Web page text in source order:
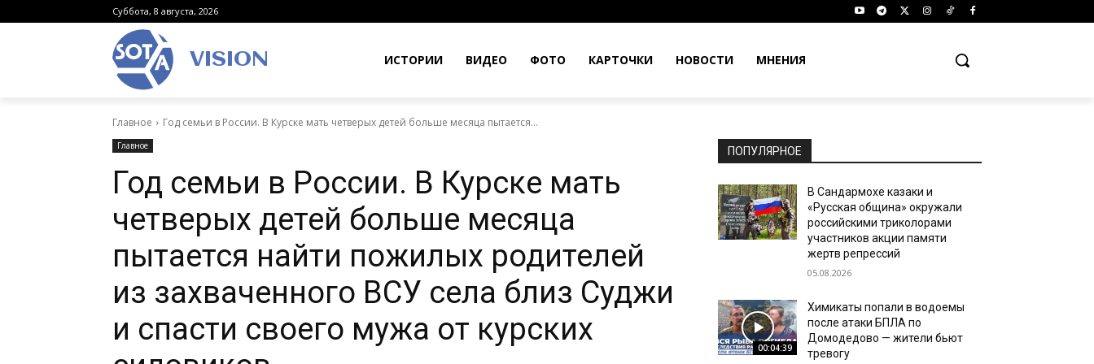
Суббота, 8 августа, 2026
VISION ИСТОРИИ ВИДЕО ФОТО КАРТОЧКИ НОВОСТИ МНЕНИЯ
Главное Год семьи в России. В Курске мать четверых детей больше месяца пытается...
Главное
Год семьи в России. В Курске мать
четверых детей больше месяца
пытается найти пожилых родителей
из захваченного ВСУ села близ Суджи
и спасти своего мужа от курских
ПОПУЛЯРНОЕ
В Сандармохе казаки и
«Русская община» окружали
российскими триколорами
участников акции памяти
жертв репрессий
05.08.2026
00:04:39
Химикаты попали в водоемы
после атаки БПЛА по
Домодедово — жители бьют
тревогу